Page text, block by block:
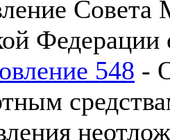
Совета
548 -